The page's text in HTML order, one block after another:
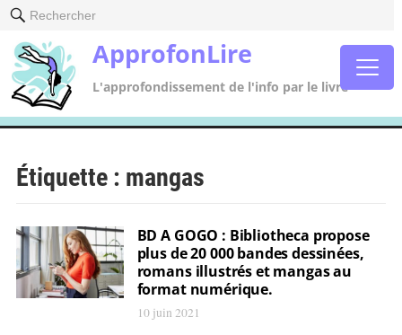
Rechercher
ApprofonLire
L'approfondissement de l'info par le livre
Étiquette : mangas
BD A GOGO : Bibliotheca propose
plus de 20 000 bandes dessinées,
romans illustrés et mangas au
format numérique.
10 juin 2021